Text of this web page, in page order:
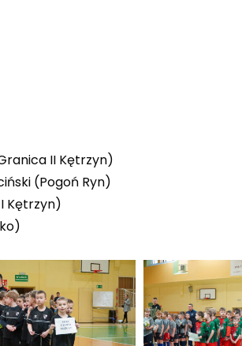
II Kętrzyn)
(Pogoń Ryn)
Kętrzyn)